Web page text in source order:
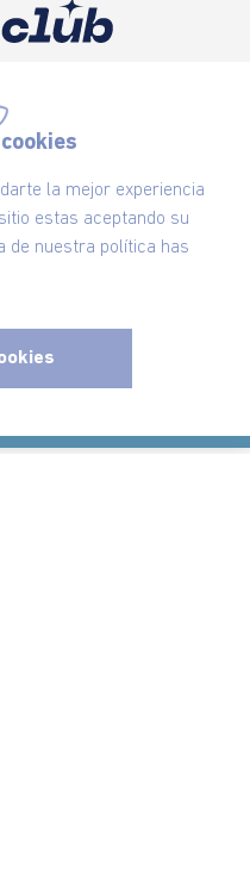
la mejor experiencia
estas aceptando su
de nuestra política has
último en moda
AHORA